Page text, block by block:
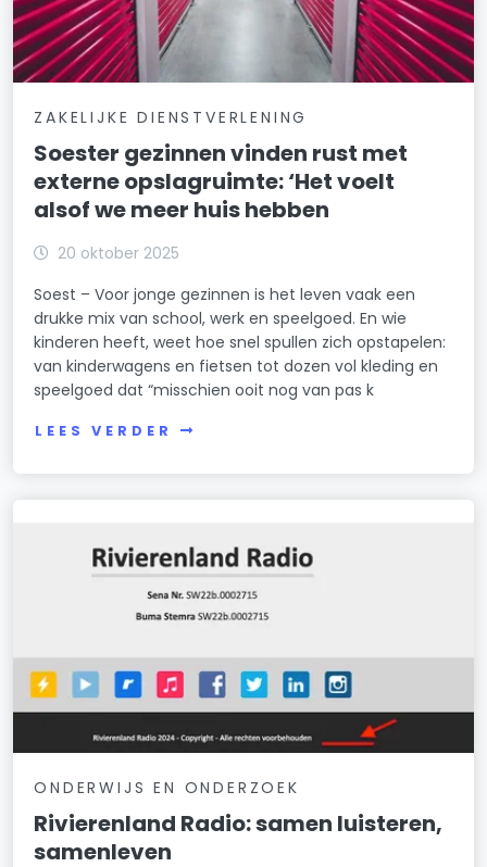
ZAKELIJKE DIENSTVERLENING
Soester gezinnen vinden rust met
externe opslagruimte: ‘Het voelt
alsof we meer huis hebben
20 oktober 2025
Soest – Voor jonge gezinnen is het leven vaak een
drukke mix van school, werk en speelgoed. En wie
kinderen heeft, weet hoe snel spullen zich opstapelen:
van kinderwagens en fietsen tot dozen vol kleding en
speelgoed dat “misschien ooit nog van pas k
LEES VERDER
ONDERWIJS EN ONDERZOEK
Rivierenland Radio: samen luisteren,
samenleven